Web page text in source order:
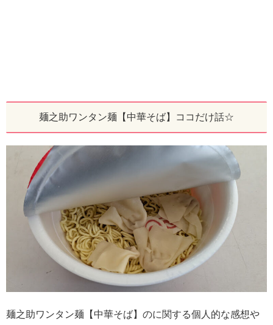
麺之助ワンタン麺【中華そば】ココだけ話☆
麺之助ワンタン麺【中華そば】のに関する個人的な感想や